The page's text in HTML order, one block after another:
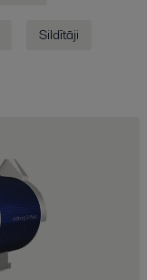
Sildītāji